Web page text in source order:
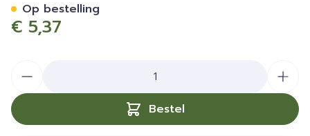
€ 5,37
Bestel
Op bestelling